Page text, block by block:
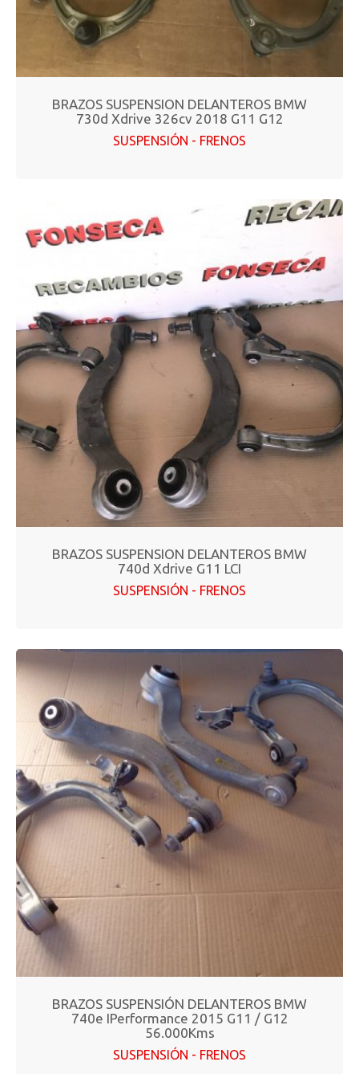
BRAZOS SUSPENSION DELANTEROS BMW
730d Xdrive 326cv 2018 G11 G12
SUSPENSIÓN - FRENOS
BRAZOS SUSPENSION DELANTEROS BMW
740d Xdrive G11 LCI
SUSPENSIÓN - FRENOS
BRAZOS SUSPENSIÓN DELANTEROS BMW
740e IPerformance 2015 G11 / G12
56.000Kms
SUSPENSIÓN - FRENOS